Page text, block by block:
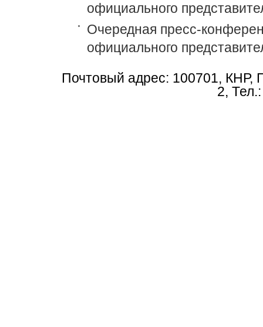
официального
Очередная пресс-
официального
Почтовый адрес: 100701, КНР,
2,